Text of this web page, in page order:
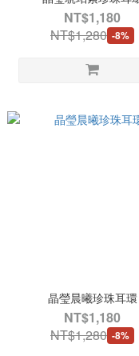
NT$1,180
NT$1,280 -8%
晶瑩晨曦珍珠耳環
NT$1,180
NT$1,280 -8%